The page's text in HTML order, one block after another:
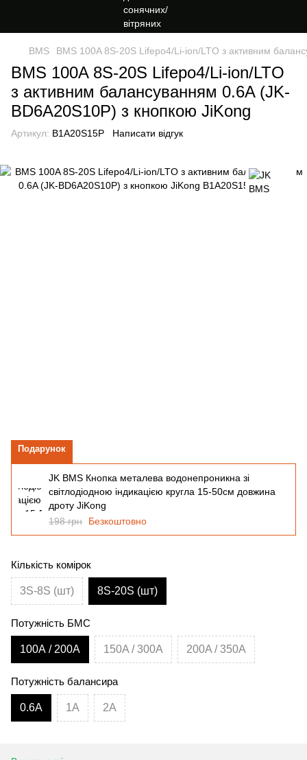
BMS BMS 100A 8S-20S Lifepo4/Li-ion/LTO з активним
BMS 100A 8S-20S Lifepo4/Li-ion/LTO
з активним балансуванням 0.6A (JK-
BD6A20S10P) з кнопкою JiKong
Артикул: B1A20S15P Написати відгук
Подарунок
JK BMS Кнопка металева водонепроникна зі
світлодіодною індикацією кругла 15-50см довжина
дроту JiKong
198 грн
Безкоштовно
Кількість комірок
3S-8S (шт) 8S-20S (шт)
Потужність БМС
100А / 200А 150A / 300A 200A / 350A
Потужність балансира
0.6A 1A 2A